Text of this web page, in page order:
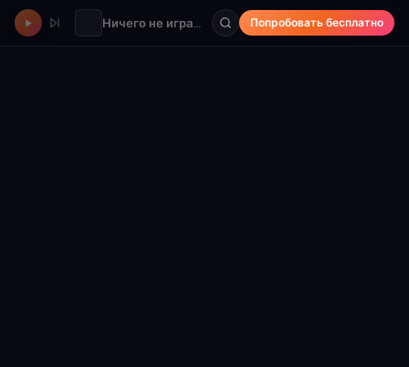
Ничего не играет Попробовать бесплатно